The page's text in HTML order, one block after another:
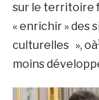
sur le territoire
« enrichir » des
culturelles »,
moins